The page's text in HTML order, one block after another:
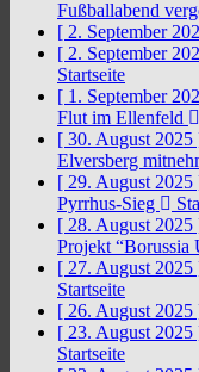
Fußballabend
[ 2. September
[ 2. September
Startseite
[ 1. September
Flut im Ellenfeld
[ 30. August 2025
Elversberg
[ 29. August 2025
Pyrrhus-Sieg
[ 28. August 2025
Projekt “Borussia
[ 27. August 2025
Startseite
[ 26. August 2025
[ 23. August 2025
Startseite